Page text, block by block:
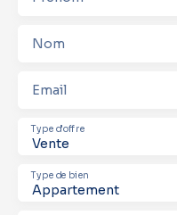
Nom
Email
Vente
Type d'offre
Appartement
Type de bien